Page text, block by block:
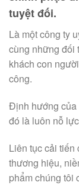
tuyệt đối.
Là một công ty
cùng những đối
khách con
công.
Định hướng của
đó là luôn nỗ lực
Liên tục cải tiến
thương hiệu,
phẩm chúng tôi